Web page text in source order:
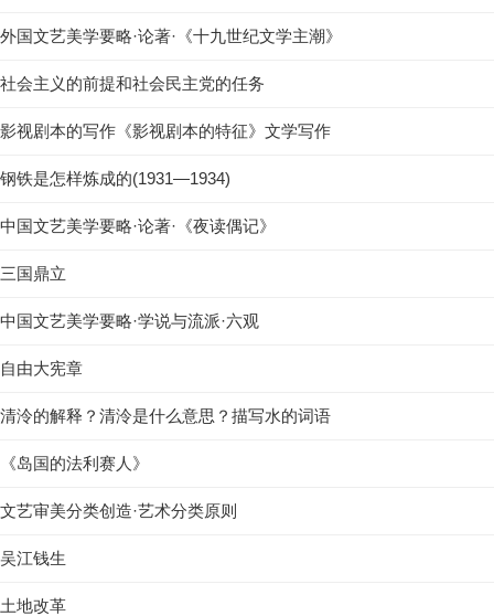
外国文艺美学要略·论著·《十九世纪文学主潮》
社会主义的前提和社会民主党的任务
影视剧本的写作《影视剧本的特征》文学写作
钢铁是怎样炼成的(1931—1934)
中国文艺美学要略·论著·《夜读偶记》
三国鼎立
中国文艺美学要略·学说与流派·六观
自由大宪章
清泠的解释？清泠是什么意思？描写水的词语
《岛国的法利赛人》
文艺审美分类创造·艺术分类原则
吴江钱生
土地改革